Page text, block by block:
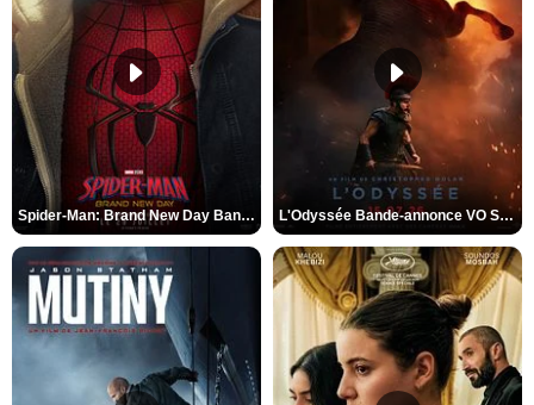
Spider-Man: Brand New Day Bande-annonce VO STFR L'Odyssée Bande-annonce VO STFR